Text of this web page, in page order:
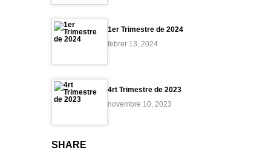
1er Trimestre de 2024
febrer 13, 2024
4rt Trimestre de 2023
novembre 10, 2023
SHARE